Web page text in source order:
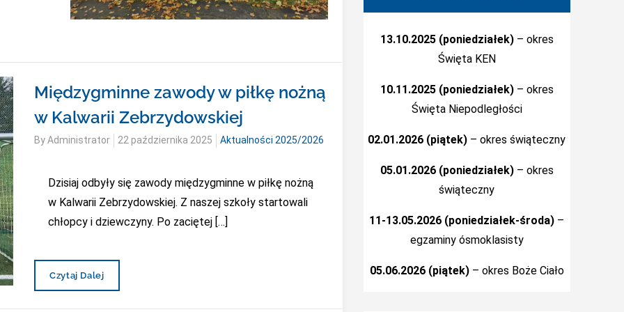
Międzygminne zawody w piłkę nożną
w Kalwarii Zebrzydowskiej
ByAdministrator
Posted
22 października 2025 Aktualności 2025/2026
Dzisiaj odbyły się zawody międzygminne w piłkę nożną
w Kalwarii Zebrzydowskiej. Z naszej szkoły startowali
chłopcy i dziewczyny. Po zaciętej […]
Międzygminne
Czytaj Dalej
13.10.2025 (poniedziałek) – okres
Święta KEN
10.11.2025 (poniedziałek)– okres
Święta Niepodległości
02.01.2026 (piątek) – okres świąteczny
05.01.2026 (poniedziałek)– okres
świąteczny
11-13.05.2026 (poniedziałek-środa) –
egzaminy ósmoklasisty
05.06.2026 (piątek)– okres Boże Ciało